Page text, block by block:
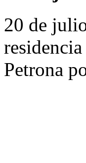
20 de
Petrona